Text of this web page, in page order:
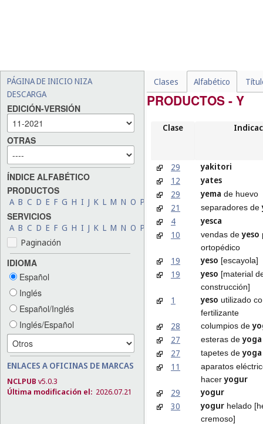
PÁGINA DE INICIO NIZA
DESCARGA
EDICIÓN-VERSIÓN
OTRAS
ÍNDICE ALFABÉTICO
PRODUCTOS
A B C D E F G H I J K L M N O P R S T V
SERVICIOS
A B C D E F G H I J K L M N O P R S V W X
Paginación
IDIOMA
Español
Inglés
Español/Inglés
Inglés/Español
ENLACES A OFICINAS DE MARCAS
NCLPUB v5.0.3
Última modificación el: 2026.07.21
Clases Alfabético
PRODUCTOS - Y
Clase
29
yakitori
12
yates
29
yema de huevo
21 separadores de
4
yesca
10
vendas deyeso
ortopédico
19 yeso [escayola]
19 yeso [material
construcción]
1 yeso utilizado
fertilizante
28 columpios de
27
esteras deyoga
27
tapetes deyoga
11
aparatos
haceryogur
29
yogur
30
yogur helado
cremoso]